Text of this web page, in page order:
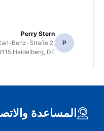
P
Perry Stern
Benz-Straße 2,
Heidelberg, DE
المساعدة